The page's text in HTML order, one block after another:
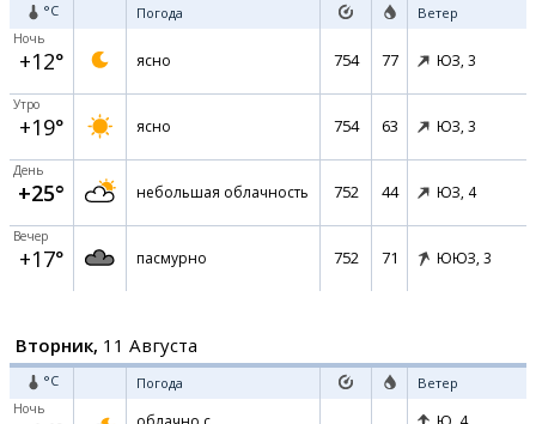
°C Погода Ветер
Ночь
+12° ясно 754 77 ЮЗ, 3
Утро
+19° ясно 754 63 ЮЗ, 3
День
+25° небольшая облачность 752 44 ЮЗ, 4
Вечер
+17° пасмурно 752 71 ЮЮЗ, 3
Вторник, 11 Августа
°C Погода Ветер
Ночь